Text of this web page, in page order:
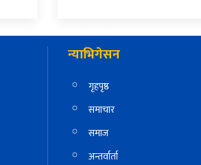
न्याभिगेसन
गृहपृष्ठ
समाचार
समाज
अन्तर्वार्ता